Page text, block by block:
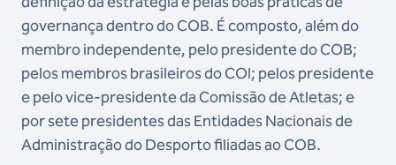
governança dentro do COB. É composto, além do
membro independente, pelo presidente do COB;
pelos membros brasileiros do COI; pelos presidente
e pelo vice-presidente da Comissão de Atletas; e
por sete presidentes das Entidades Nacionais de
Administração do Desporto filiadas ao COB.